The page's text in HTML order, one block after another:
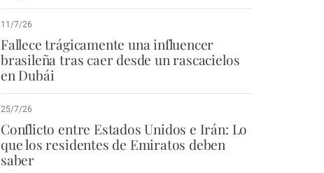
11/7/26
Fallece trágicamente una influencer
brasileña tras caer desde un rascacielos
en Dubái
25/7/26
Conflicto entre Estados Unidos e Irán: Lo
que los residentes de Emiratos deben
saber